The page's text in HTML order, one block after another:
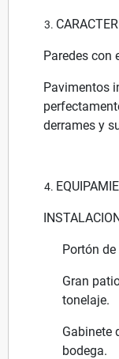
Paredes con
Pavimentos
derrames y
Portón
Gran
tonelaje.
Gabinete
bodega.